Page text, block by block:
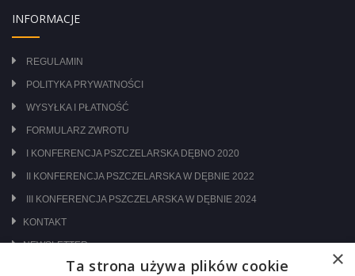
INFORMACJE
REGULAMIN
POLITYKA PRYWATNOŚCI
WYSYŁKA I PŁATNOŚĆ
FORMULARZ ZWROTU
I KONFERENCJA PSZCZELARSKA DĘBNO 2020
II KONFERENCJA PSZCZELARSKA W DĘBNIE 2022
III KONFERENCJA PSZCZELARSKA W DĘBNIE 2024
KONTAKT
NEWSLETTER
×
Ta strona używa plików cookie